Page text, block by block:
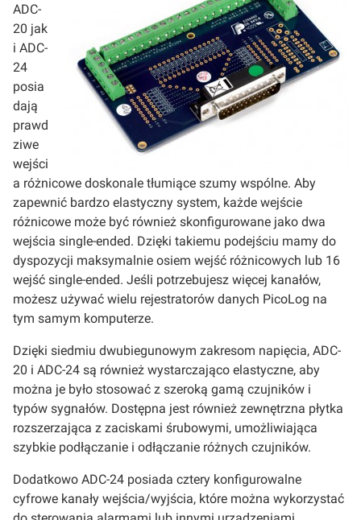
ADC-
20 jak
i ADC-
24
posia
dają
prawd
ziwe
wejści
a różnicowe doskonale tłumiące szumy wspólne. Aby
zapewnić bardzo elastyczny system, każde wejście
różnicowe może być również skonfigurowane jako dwa
wejścia single-ended. Dzięki takiemu podejściu mamy do
dyspozycji maksymalnie osiem wejść różnicowych lub 16
wejść single-ended. Jeśli potrzebujesz więcej kanałów,
możesz używać wielu rejestratorów danych PicoLog na
tym samym komputerze.
Dzięki siedmiu dwubiegunowym zakresom napięcia, ADC-
20 i ADC-24 są również wystarczająco elastyczne, aby
można je było stosować z szeroką gamą czujników i
typów sygnałów. Dostępna jest również zewnętrzna płytka
rozszerzająca z zaciskami śrubowymi, umożliwiająca
szybkie podłączanie i odłączanie różnych czujników.
Dodatkowo ADC-24 posiada cztery konfigurowalne
cyfrowe kanały wejścia/wyjścia, które można wykorzystać